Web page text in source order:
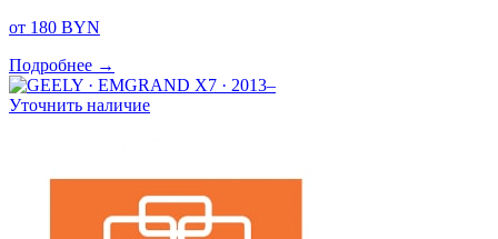
от 180 BYN
Подробнее →
Уточнить наличие